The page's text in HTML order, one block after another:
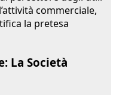
commerciale,
la pretesa
La Società